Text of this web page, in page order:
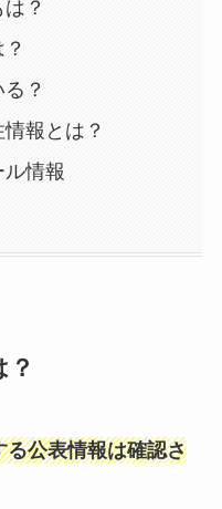
？
？
報とは？
情報
公表情報は確認さ